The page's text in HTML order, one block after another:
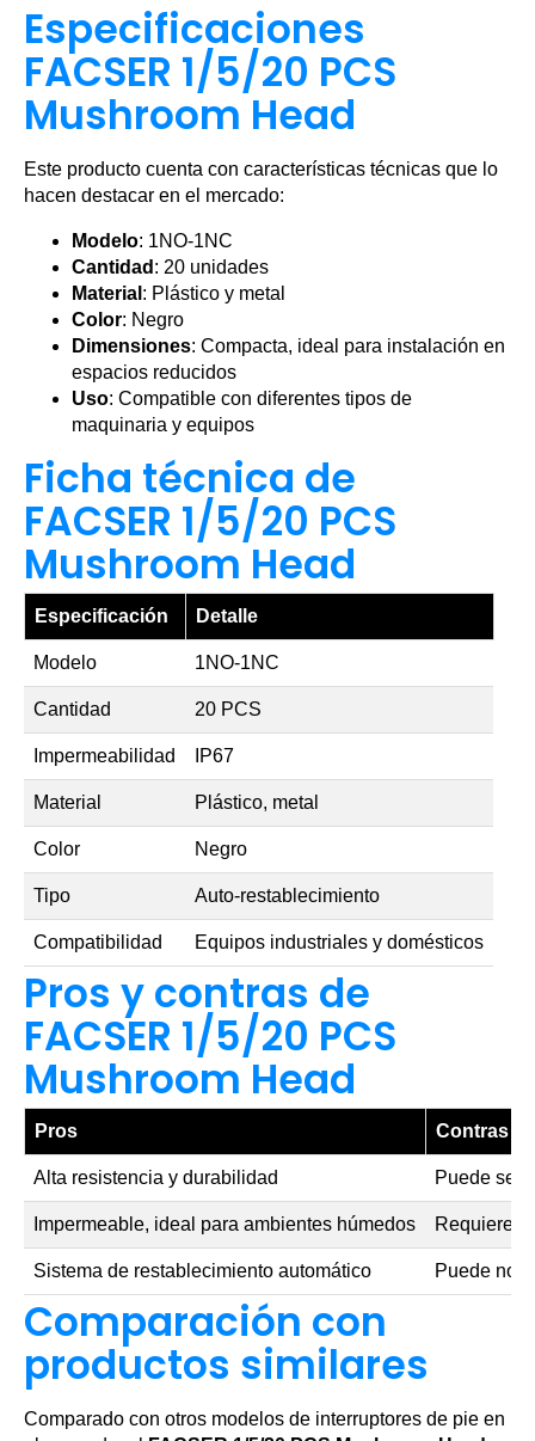
Especificaciones
FACSER 1/5/20 PCS
Mushroom Head
Este producto cuenta con características técnicas que lo
hacen destacar en el mercado:
Modelo: 1NO-1NC
Cantidad : 20 unidades
Material : Plástico y metal
Color: Negro
Dimensiones: Compacta, ideal para instalación en
espacios reducidos
Uso: Compatible con diferentes tipos de
maquinaria y equipos
Ficha técnica de
FACSER 1/5/20 PCS
Mushroom Head
Especificación Detalle
Modelo 1NO-1NC
Cantidad 20 PCS
Impermeabilidad IP67
Material Plástico, metal
Color Negro
Tipo Auto-restablecimiento
Compatibilidad Equipos industriales y domésticos
Pros y contras de
FACSER 1/5/20 PCS
Mushroom Head
Pros Contras
Alta resistencia y durabilidad Puede ser
Impermeable, ideal para ambientes húmedos Requiere
Sistema de restablecimiento automático Puede no
Comparación con
productos similares
Comparado con otros modelos de interruptores de pie en